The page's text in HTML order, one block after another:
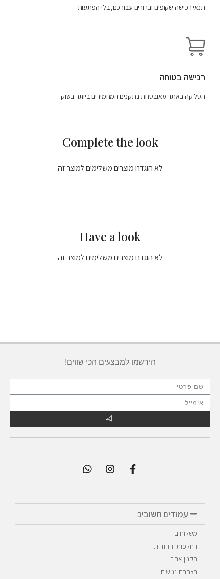
תנאי רכישה שקופים וברורים עבורכם, בלי הפתעות.
רכישה בטוחה
הסליקה באתר מאובטחת בתקנים המחמירים ביותר בשוק.
Complete the look
לא הוגדרו מוצרים משלימים למוצר זה
Have a look
לא הוגדרו מוצרים משלימים למוצר זה
הירשמו למבצעים הכי שווים!
עמודים חשובים
משלוחים
החלפות והחזרות
תקנון אתר
הצהרת נגישות